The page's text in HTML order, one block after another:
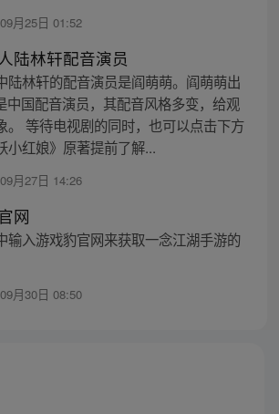
月25日 01:52
陆林轩配音演员
陆林轩的配音演员是阎萌萌。阎萌萌出
中国配音演员，其配音风格多变，给观
。 等待电视剧的同时，也可以点击下方
小红娘》原著提前了解...
月27日 14:26
网
输入游戏豹官网来获取一念江湖手游的
月30日 08:50